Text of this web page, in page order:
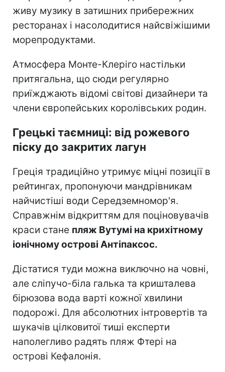
живу музику в затишних прибережних
ресторанах і насолодитися найсвіжішими
морепродуктами.
Атмосфера Монте-Клеріго настільки
притягальна, що сюди регулярно
приїжджають відомі світові дизайнери та
члени європейських королівських родин.
Грецькі таємниці: від рожевого
піску до закритих лагун
Греція традиційно утримує міцні позиції в
рейтингах, пропонуючи мандрівникам
найчистіші води Середземномор'я.
Справжнім відкриттям для поціновувачів
краси стане пляж Вутумі на крихітному
іонічному острові Антіпаксос.
Дістатися туди можна виключно на човні,
але сліпучо-біла галька та кришталева
бірюзова вода варті кожної хвилини
подорожі. Для абсолютних інтровертів та
шукачів цілковитої тиші експерти
наполегливо радять пляж Фтері на
острові Кефалонія.